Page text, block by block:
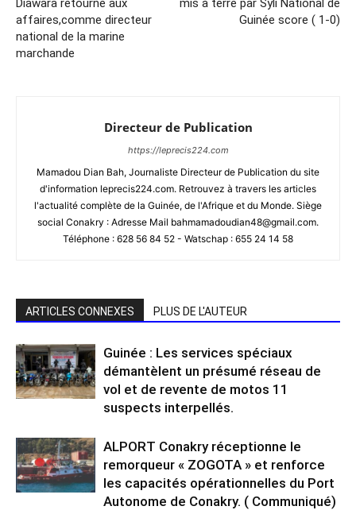
Diawara retourne aux
affaires,comme directeur
national de la marine
marchande
mis à terre par Syli National de
Guinée score ( 1-0)
Directeur de Publication
https://leprecis224.com
Mamadou Dian Bah, Journaliste Directeur de Publication du site
d'information leprecis224.com. Retrouvez à travers les articles
l'actualité complète de la Guinée, de l'Afrique et du Monde. Siège
social Conakry : Adresse Mail bahmamadoudian48@gmail.com.
Téléphone : 628 56 84 52 - Watschap : 655 24 14 58
ARTICLES CONNEXES PLUS DE L'AUTEUR
Guinée : Les services spéciaux
démantèlent un présumé réseau de
vol et de revente de motos 11
suspects interpellés.
ALPORT Conakry réceptionne le
remorqueur « ZOGOTA » et renforce
les capacités opérationnelles du Port
Autonome de Conakry. ( Communiqué)